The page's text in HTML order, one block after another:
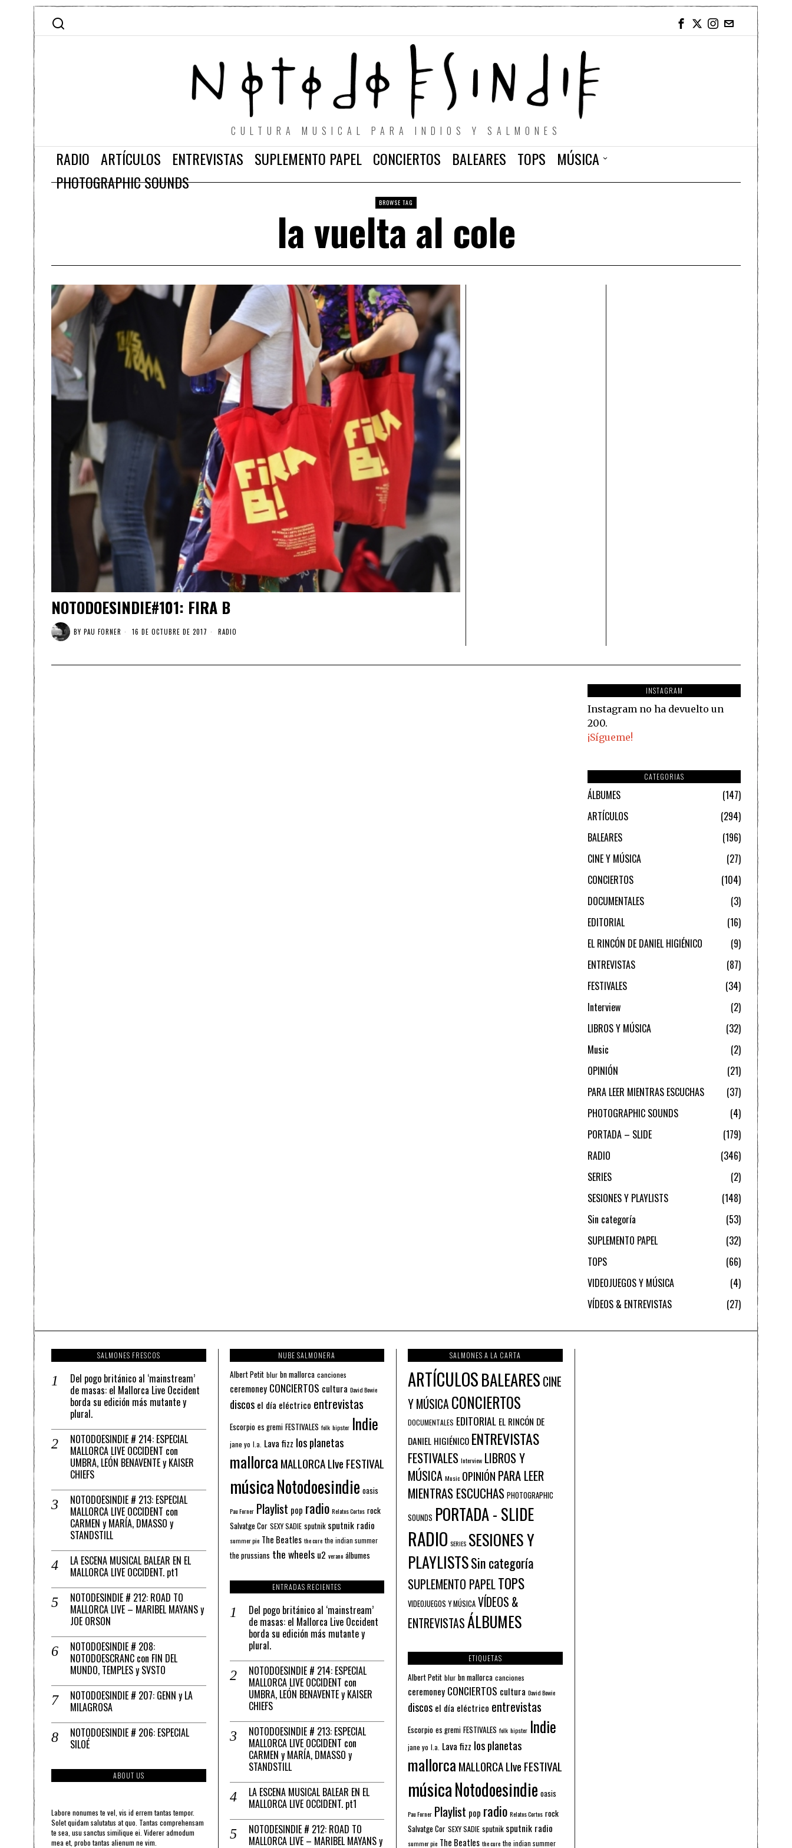
CULTURA MUSICAL PARA INDIOS Y SALMONES
RADIO ARTÍCULOS ENTREVISTAS SUPLEMENTO PAPEL CONCIERTOS BALEARES TOPS
MÚSICA
PHOTOGRAPHIC SOUNDS
BROWSE TAG
la vuelta al cole
NOTODOESINDIE#101: FIRA B
BY PAU FORNER 16 DE OCTUBRE DE 2017 RADIO
INSTAGRAM
Instagram no ha devuelto un
200.
¡Sígueme!
CATEGORIAS
ÁLBUMES
147
ARTÍCULOS
294
BALEARES
196
CINE Y MÚSICA
27
CONCIERTOS
104
DOCUMENTALES
3
EDITORIAL
16
EL RINCÓN DE DANIEL HIGIÉNICO
9
ENTREVISTAS
87
FESTIVALES
34
Interview
2
LIBROS Y MÚSICA
32
Music
2
OPINIÓN
21
PARA LEER MIENTRAS ESCUCHAS
37
PHOTOGRAPHIC SOUNDS
4
PORTADA – SLIDE
179
RADIO
346
SERIES
2
SESIONES Y PLAYLISTS
148
Sin categoría
53
SUPLEMENTO PAPEL
32
TOPS
66
VIDEOJUEGOS Y MÚSICA
4
VÍDEOS & ENTREVISTAS
27
SALMONES FRESCOS
Del pogo británico al ‘mainstream’
de masas: el Mallorca Live Occident
borda su edición más mutante y
plural.
NOTODOESINDIE # 214: ESPECIAL
MALLORCA LIVE OCCIDENT con
UMBRA, LEÓN BENAVENTE y KAISER
CHIEFS
NOTODOESINDIE # 213: ESPECIAL
MALLORCA LIVE OCCIDENT con
CARMEN y MARÍA, DMASSO y
STANDSTILL
LA ESCENA MUSICAL BALEAR EN EL
MALLORCA LIVE OCCIDENT. pt1
NOTODESINDIE # 212: ROAD TO
MALLORCA LIVE – MARIBEL MAYANS y
JOE ORSON
NOTODOESINDIE # 208:
NOTODOESCRANC con FIN DEL
MUNDO, TEMPLES y SVSTO
NOTODOESINDIE # 207: GENN y LA
MILAGROSA
NOTODOESINDIE # 206: ESPECIAL
SILOÉ
ABOUT US
Labore nonumes te vel, vis id errem tantas tempor.
Solet quidam salutatus at quo. Tantas comprehensam
te sea, usu sanctus similique ei. Viderer admodum
mea et, probo tantas alienum ne vim.
NUBE SALMONERA
Albert Petit blur bn mallorca canciones
ceremoney CONCIERTOS cultura David Bowie
discos el día eléctrico entrevistas
Escorpio es gremi FESTIVALES folk hipster Indie
jane yo l.a. Lava fizz los planetas
mallorca MALLORCA LIve FESTIVAL
músicaNotodoesindie oasis
Pau Forner Playlist pop radio Relatos Cortos rock
Salvatge Cor SEXY SADIE sputnik sputnik radio
summer pie The Beatles the cure the indian summer
the prussians the wheels u2 verano álbumes
ENTRADAS RECIENTES
Del pogo británico al ‘mainstream’
de masas: el Mallorca Live Occident
borda su edición más mutante y
plural.
NOTODOESINDIE # 214: ESPECIAL
MALLORCA LIVE OCCIDENT con
UMBRA, LEÓN BENAVENTE y KAISER
CHIEFS
NOTODOESINDIE # 213: ESPECIAL
MALLORCA LIVE OCCIDENT con
CARMEN y MARÍA, DMASSO y
STANDSTILL
LA ESCENA MUSICAL BALEAR EN EL
MALLORCA LIVE OCCIDENT. pt1
NOTODESINDIE # 212: ROAD TO
MALLORCA LIVE – MARIBEL MAYANS y
SALMONES A LA CARTA
ARTÍCULOSBALEARES CINE
Y MÚSICA CONCIERTOS
DOCUMENTALES EDITORIAL EL RINCÓN DE
DANIEL HIGIÉNICO ENTREVISTAS
FESTIVALES Interview LIBROS Y
MÚSICA Music OPINIÓN PARA LEER
MIENTRAS ESCUCHAS PHOTOGRAPHIC
SOUNDS PORTADA - SLIDE
RADIO SERIES SESIONES Y
PLAYLISTSSin categoría
SUPLEMENTO PAPELTOPS
VIDEOJUEGOS Y MÚSICA VÍDEOS &
ENTREVISTASÁLBUMES
ETIQUETAS
Albert Petit blur bn mallorca canciones
ceremoney CONCIERTOS cultura David Bowie
discos el día eléctrico entrevistas
Escorpio es gremi FESTIVALES folk hipster Indie
jane yo l.a. Lava fizz los planetas
mallorca MALLORCA LIve FESTIVAL
músicaNotodoesindie oasis
Pau Forner Playlist pop radio Relatos Cortos rock
Salvatge Cor SEXY SADIE sputnik sputnik radio
summer pie The Beatles the cure the indian summer